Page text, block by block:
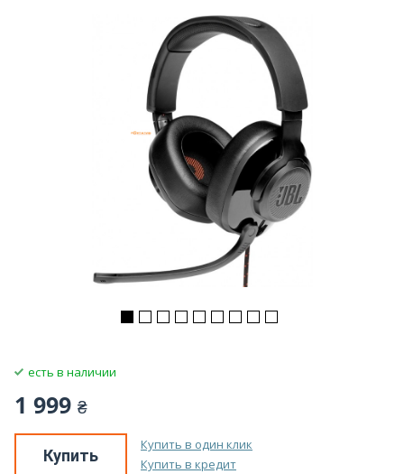
есть в наличии
1 999 ₴
Купить
Купить в один клик
Купить в кредит